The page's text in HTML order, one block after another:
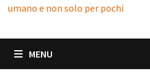
umano e non solo per pochi
MENU